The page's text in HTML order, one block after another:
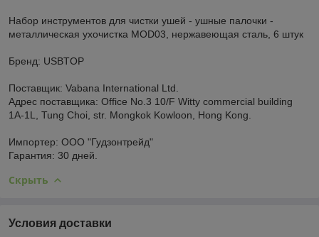
Набор инструментов для чистки ушей - ушные палочки -
металлическая ухочистка MOD03, нержавеющая сталь, 6 штук
Бренд: USBTOP
Поставщик: Vabana International Ltd.
Адрес поставщика: Office No.3 10/F Witty commercial building
1A-1L, Tung Choi, str. Mongkok Kowloon, Hong Kong.
Импортер: ООО "Гудзонтрейд"
Гарантия: 30 дней.
Скрыть
Условия доставки